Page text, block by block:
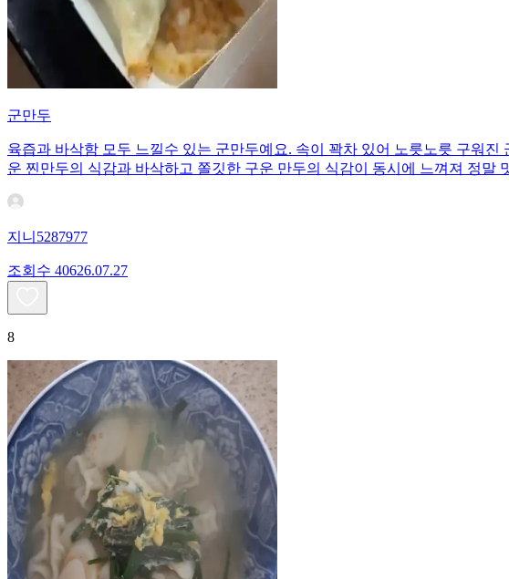
군만두
육즙과 바삭함 모두 느낄수 있는 군만두예요. 속이 꽉차 있어 노릇노릇 구워
운 찐만두의 식감과 바삭하고 쫄깃한 구운 만두의 식감이 동시에 느껴져 정말
지니5287977
조회수 40626.07.27
8